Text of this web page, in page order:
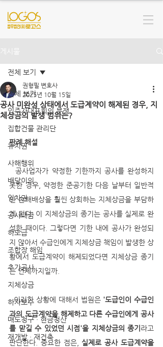
게시물
전체 보기
입주자대표회의 분쟁
집합건물 관리단
유치권
사해행위
배당이의
임차권
공사대금
하도급
조합장 해임
추가공사
지체상금
하자보수
매도청구 · 현금청산
재개발 · 재건축
전체 보기
공사 미완성 상태에서 도급계약이 해제된 경우, 지
체상금의 발생 범위는?
권형필 변호사
2025년 10월 15일
판례 해설
  공사업자가 약정한 기한까지 공사를 완성하지
못한 경우, 약정한 준공기한 다음 날부터 일반적
인 손해배상을 훨씬 상회하는 지체상금을 부담하
게 된다. 이 지체상금의 종기는 공사를 실제로 완
성한 때이다. 그렇다면 기한 내에 공사가 완성되
지 않아서 수급인에게 지체상금 책임이 발생한 상
황에서 도급계약이 해제되었다면 지체상금 종기
는 언제까지일까.
  이러한 상황에 대해서 법원은
'도급인이 수급인
과의 도급계약을 해제하고 다른 수급인에게 공사
를 맏길 수 있었던 시점'을 지체상금의 종기 라고
판단한다. 중요한 점은, 실제로 공사 도급계약을